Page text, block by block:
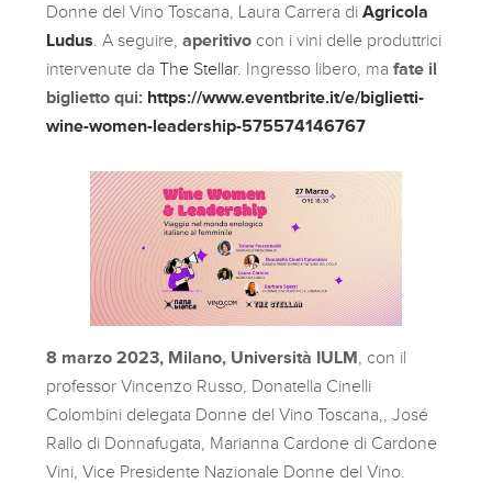
Donne del Vino Toscana, Laura Carrera diAgricola
Ludus . A seguire,aperitivo con i vini delle produttrici
intervenute daThe Stellar. Ingresso libero, mafate il
biglietto qui: https://www.eventbrite.it/e/biglietti-
wine-women-leadership-575574146767
8 marzo 2023, Milano, Università IULM , con il
professor Vincenzo Russo, Donatella Cinelli
Colombini delegata Donne del Vino Toscana,, José
Rallo di Donnafugata, Marianna Cardone di Cardone
Vini, Vice Presidente Nazionale Donne del Vino.